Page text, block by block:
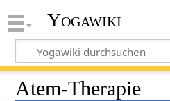
Yogawiki
Atem-Therapie